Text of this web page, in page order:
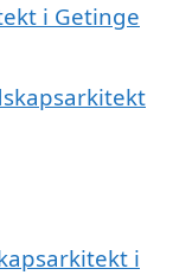
i Getinge
i